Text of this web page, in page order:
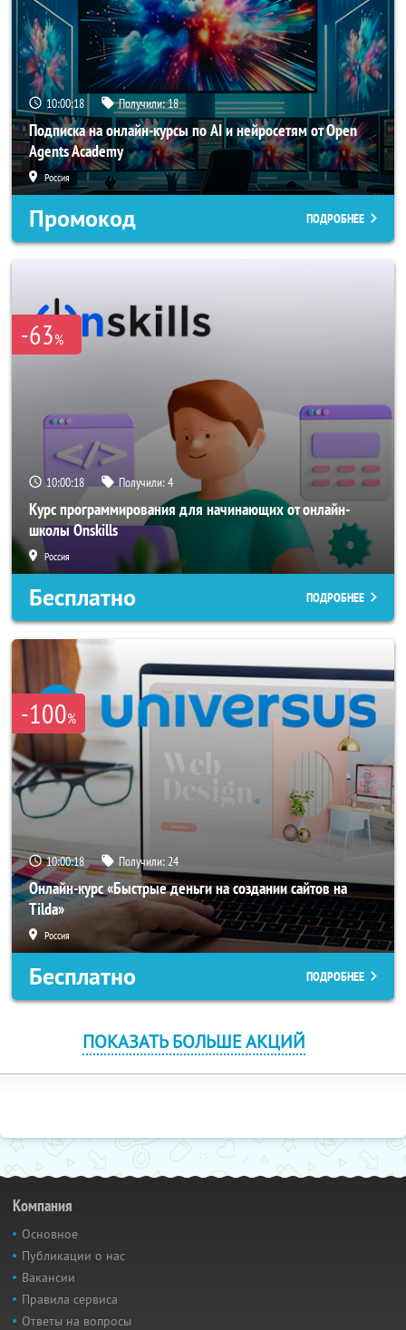
10:00:18 Получили:18
Подписка на онлайн-курсы по AI и нейросетям от Open
Agents Academy
Россия
Промокод ПОДРОБНЕЕ
-63%
10:00:18 Получили:4
Курс программирования для начинающих от онлайн-
школы Onskills
Россия
Бесплатно ПОДРОБНЕЕ
-100%
10:00:18 Получили:24
Онлайн-курс «Быстрые деньги на создании сайтов на
Tilda»
Россия
Бесплатно ПОДРОБНЕЕ
ПОКАЗАТЬ БОЛЬШЕ АКЦИЙ
Компания
Основное
Публикации о нас
Вакансии
Правила сервиса
Ответы на вопросы